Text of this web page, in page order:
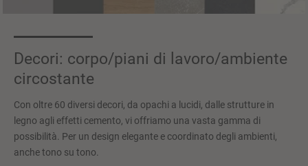
Decori: corpo/piani di lavoro/ambiente
circostante
Con oltre 60 diversi decori, da opachi a lucidi, dalle strutture in
legno agli effetti cemento, vi offriamo una vasta gamma di
possibilità. Per un design elegante e coordinato degli ambienti,
anche tono su tono.